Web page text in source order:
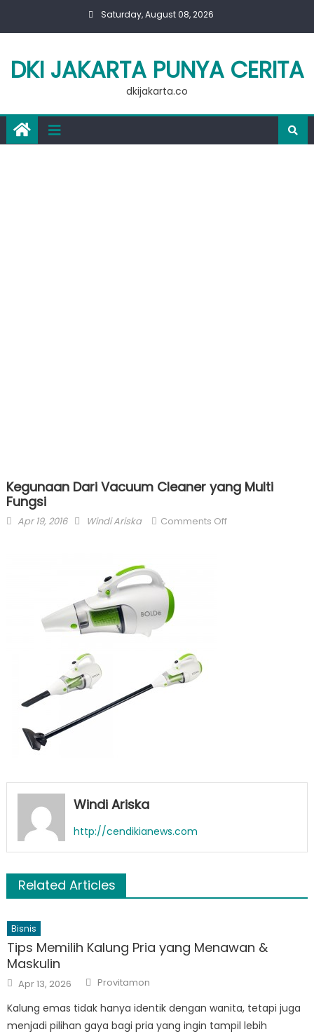
Saturday, August 08, 2026
DKI JAKARTA PUNYA CERITA
dkijakarta.co
Kegunaan Dari Vacuum Cleaner yang Multi
Fungsi
Posted
Apr 19, 2016 Author
Windi Ariska Comments Offon
Windi Ariska
http://cendikianews.com
Related Articles
Bisnis
Tips Memilih Kalung Pria yang Menawan &
Maskulin
Posted
on
Apr 13, 2026 Author
Provitamon
Kalung emas tidak hanya identik dengan wanita, tetapi juga
menjadi pilihan gaya bagi pria yang ingin tampil lebih